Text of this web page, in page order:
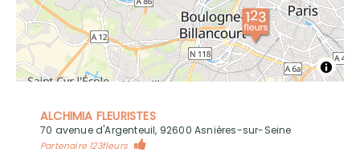
ALCHIMIA FLEURISTES
70 avenue d'Argenteuil, 92600 Asnières-sur-Seine
Partenaire 123fleurs